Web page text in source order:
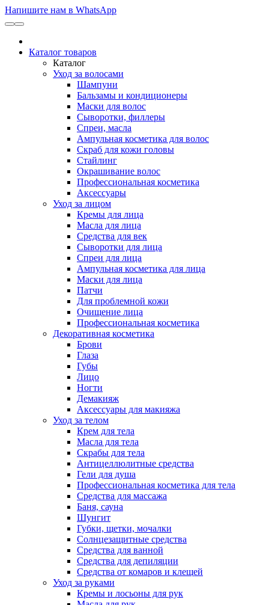
Напишите нам в WhatsApp
Каталог товаров
Каталог
Уход за волосами
Шампуни
Бальзамы и кондиционеры
Маски для волос
Сыворотки, филлеры
Спреи, масла
Ампульная косметика для волос
Скраб для кожи головы
Стайлинг
Окрашивание волос
Профессиональная косметика
Аксессуары
Уход за лицом
Кремы для лица
Масла для лица
Средства для век
Сыворотки для лица
Спреи для лица
Ампульная косметика для лица
Маски для лица
Патчи
Для проблемной кожи
Очищение лица
Профессиональная косметика
Декоративная косметика
Брови
Глаза
Губы
Лицо
Ногти
Демакияж
Аксессуары для макияжа
Уход за телом
Крем для тела
Масла для тела
Скрабы для тела
Антицеллюлитные средства
Гели для душа
Профессиональная косметика для тела
Средства для массажа
Баня, сауна
Шунгит
Губки, щетки, мочалки
Солнцезащитные средства
Средства для ванной
Средства для депиляции
Средства от комаров и клещей
Уход за руками
Кремы и лосьоны для рук